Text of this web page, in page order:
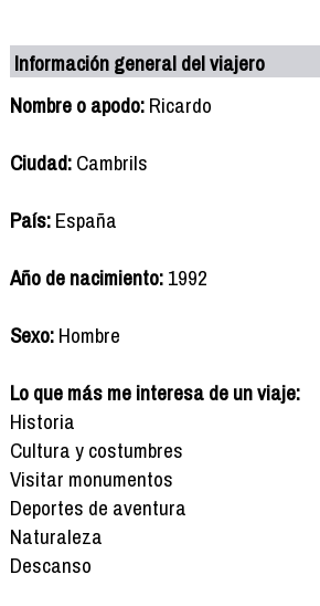
Información general del viajero
Nombre o apodo:Ricardo
Ciudad:Cambrils
País:España
Año de nacimiento:1992
Sexo:Hombre
Lo que más me interesa de un viaje:
Historia
Cultura y costumbres
Visitar monumentos
Deportes de aventura
Naturaleza
Descanso